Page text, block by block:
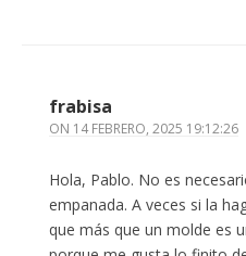
frabisa
ON 14 FEBRERO, 2025 19:12:26
Hola, Pablo. No es
empanada. A veces si la
que más que un molde es